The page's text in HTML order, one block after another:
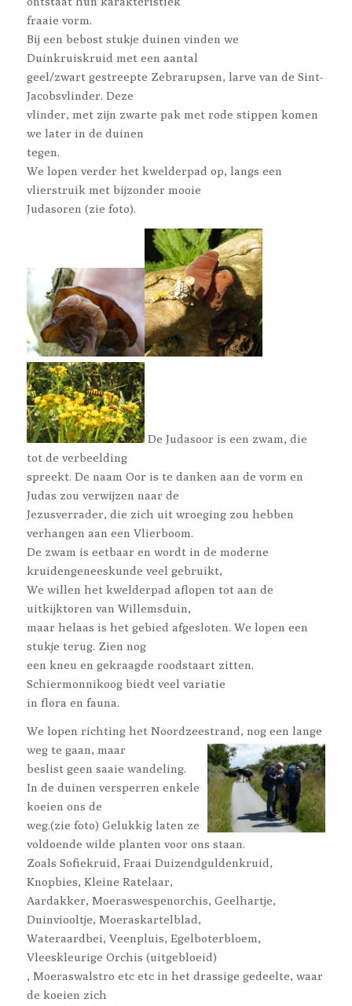
fraaie vorm.
Bij een bebost stukje duinen vinden we
Duinkruiskruid met een aantal
geel/zwart gestreepte Zebrarupsen, larve van de Sint-
Jacobsvlinder. Deze
vlinder, met zijn zwarte pak met rode stippen komen
we later in de duinen
tegen.
We lopen verder het kwelderpad op, langs een
vlierstruik met bijzonder mooie
Judasoren (zie foto).
De Judasoor is een zwam, die
tot de verbeelding
spreekt. De naam Oor is te danken aan de vorm en
Judas zou verwijzen naar de
Jezusverrader, die zich uit wroeging zou hebben
verhangen aan een Vlierboom.
De zwam is eetbaar en wordt in de moderne
kruidengeneeskunde veel gebruikt,
We willen het kwelderpad aflopen tot aan de
uitkijktoren van Willemsduin,
maar helaas is het gebied afgesloten. We lopen een
stukje terug. Zien nog
een kneu en gekraagde roodstaart zitten.
Schiermonnikoog biedt veel variatie
in flora en fauna.
We lopen richting het Noordzeestrand, nog een lange
weg te gaan, maar
beslist geen saaie wandeling.
In de duinen versperren enkele
koeien ons de
weg.(zie foto) Gelukkig laten ze
voldoende wilde planten voor ons staan.
Zoals Sofiekruid, Fraai Duizendguldenkruid,
Knopbies, Kleine Ratelaar,
Aardakker, Moeraswespenorchis, Geelhartje,
Duinviooltje, Moeraskartelblad,
Wateraardbei, Veenpluis, Egelboterbloem,
Vleeskleurige Orchis (uitgebloeid)
, Moeraswalstro etc etc in het drassige gedeelte, waar
de koeien zich